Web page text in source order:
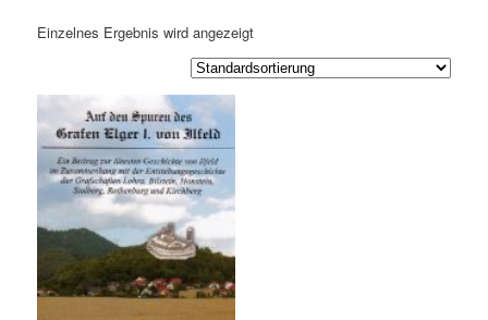
Einzelnes Ergebnis wird angezeigt